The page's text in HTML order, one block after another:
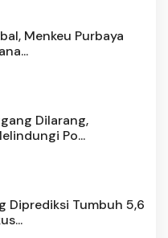
Menkeu Purbaya
Dilarang,
Po...
Diprediksi Tumbuh 5,6